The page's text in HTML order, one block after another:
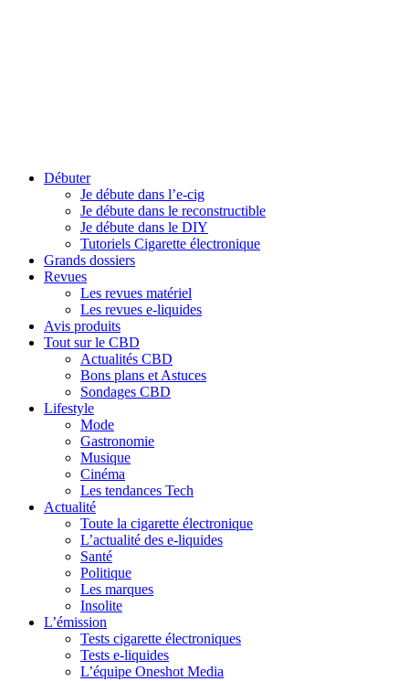
Débuter
Je débute dans l’e-cig
Je débute dans le reconstructible
Je débute dans le DIY
Tutoriels Cigarette électronique
Grands dossiers
Revues
Les revues matériel
Les revues e-liquides
Avis produits
Tout sur le CBD
Actualités CBD
Bons plans et Astuces
Sondages CBD
Lifestyle
Mode
Gastronomie
Musique
Cinéma
Les tendances Tech
Actualité
Toute la cigarette électronique
L’actualité des e-liquides
Santé
Politique
Les marques
Insolite
L’émission
Tests cigarette électroniques
Tests e-liquides
L’équipe Oneshot Media